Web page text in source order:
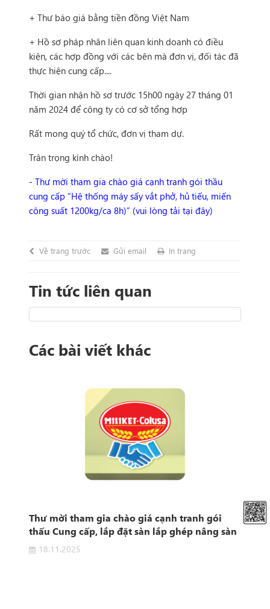
+ Thư báo giá bằng tiền đồng Việt Nam
+ Hồ sơ pháp nhân liên quan kinh doanh có điều
kiện, các hợp đồng với các bên mà đơn vị, đối tác đã
thực hiện cung cấp....
Thời gian nhận hồ sơ trước 15h00 ngày 27 tháng 01
năm 2024 để công ty có cơ sở tổng hợp
Rất mong quý tổ chức, đơn vị tham dự.
Trân trọng kính chào!
- Thư mời tham gia chào giá cạnh tranh gói thầu
cung cấp “Hệ thống máy sấy vắt phở, hủ tiếu, miến
công suất 1200kg/ca 8h)” (vui lòng tải tại đây)
Về trang trước Gửi email In trang
Tin tức liên quan
Các bài viết khác
Thư mời tham gia chào giá cạnh tranh gói
thấu Cung cấp, lắp đặt sàn lắp ghép nâng sàn
khu vực sản xuất
18.11.2025